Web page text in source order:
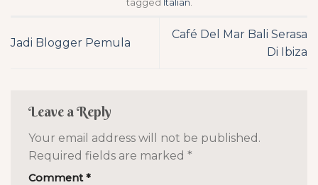
tagged Italian.
Jadi Blogger Pemula
Café Del Mar Bali Serasa
Di Ibiza
Leave a Reply
Your email address will not be published.
Required fields are marked *
Comment*